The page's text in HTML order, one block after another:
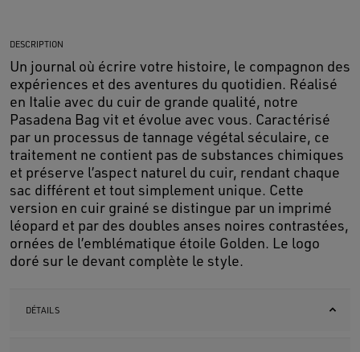
DESCRIPTION
Un journal où écrire votre histoire, le compagnon des
expériences et des aventures du quotidien. Réalisé
en Italie avec du cuir de grande qualité, notre
Pasadena Bag vit et évolue avec vous. Caractérisé
par un processus de tannage végétal séculaire, ce
traitement ne contient pas de substances chimiques
et préserve l’aspect naturel du cuir, rendant chaque
sac différent et tout simplement unique. Cette
version en cuir grainé se distingue par un imprimé
léopard et par des doubles anses noires contrastées,
ornées de l’emblématique étoile Golden. Le logo
doré sur le devant complète le style.
DÉTAILS